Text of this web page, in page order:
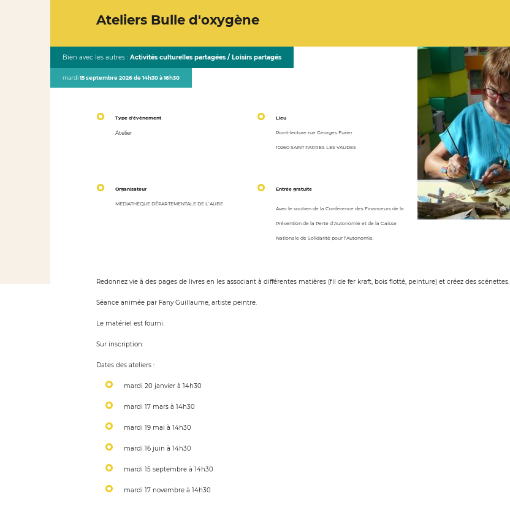
Ateliers Bulle d'oxygène
Bien avec les autres : Activités culturelles partagées / Loisirs partagés
mardi 15 septembre 2026 de 14h30 à 16h30
Type d'évènement
Atelier
Lieu
Point-lecture rue Georges Furier
10260 SAINT PARRES LES VAUDES
Organisateur
MEDIATHEQUE DÉPARTEMENTALE DE L’AUBE
Entrée gratuite
Avec le soutien de la Conférence des Financeurs de la
Prévention de la Perte d'Autonomie et de la Caisse
Nationale de Solidarité pour l'Autonomie.
Redonnez vie à des pages de livres en les associant à différentes matières (fil de fer kraft, bois flotté, peinture) et créez des scénettes.
Séance animée par Fany Guillaume, artiste peintre.
Le matériel est fourni.
Sur inscription.
Dates des ateliers :
mardi 20 janvier à 14h30
mardi 17 mars à 14h30
mardi 19 mai à 14h30
mardi 16 juin à 14h30
mardi 15 septembre à 14h30
mardi 17 novembre à 14h30